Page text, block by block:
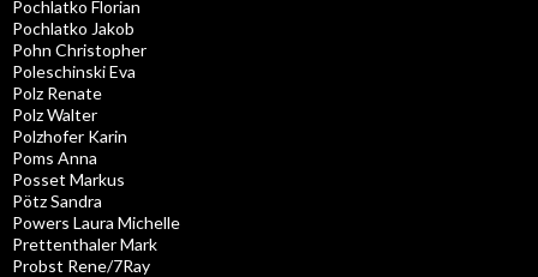
Pochlatko Florian
Pochlatko Jakob
Pohn Christopher
Poleschinski Eva
Polz Renate
Polz Walter
Polzhofer Karin
Poms Anna
Posset Markus
Pötz Sandra
Powers Laura Michelle
Prettenthaler Mark
Probst Rene/7Ray